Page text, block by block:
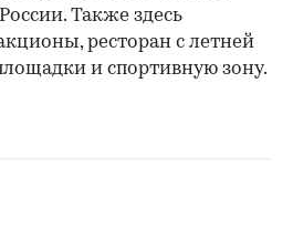
Также здесь
ресторан с летней
и спортивную зону.